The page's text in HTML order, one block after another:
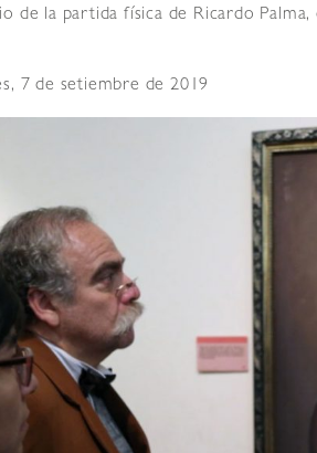
de la partida física de Ricardo
7 de setiembre de 2019